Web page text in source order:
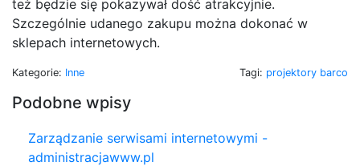
też będzie się pokazywał dość atrakcyjnie.
Szczególnie udanego zakupu można dokonać w
sklepach internetowych.
Kategorie: Inne Tagi: projektory barco
Podobne wpisy
Zarządzanie serwisami internetowymi -
administracjawww.pl